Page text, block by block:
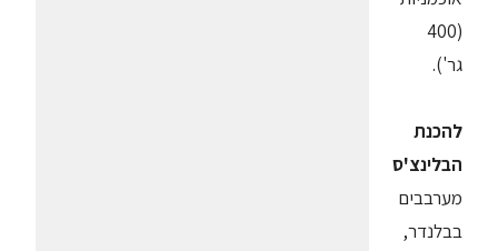
(400
גר').
להכנת
הבלינצ'ס
מערבבים
בבלנדר,